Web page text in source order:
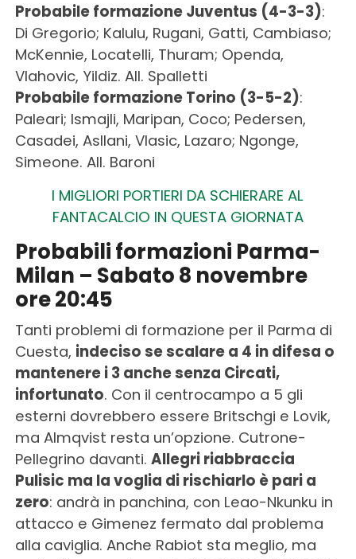
Probabile formazione Juventus (4-3-3):
Di Gregorio; Kalulu, Rugani, Gatti, Cambiaso;
McKennie, Locatelli, Thuram; Openda,
Vlahovic, Yildiz. All. Spalletti
Probabile formazione Torino (3-5-2):
Paleari; Ismajli, Maripan, Coco; Pedersen,
Casadei, Asllani, Vlasic, Lazaro; Ngonge,
Simeone. All. Baroni
I MIGLIORI PORTIERI DA SCHIERARE AL
FANTACALCIO IN QUESTA GIORNATA
Probabili formazioni Parma-
Milan – Sabato 8 novembre
ore 20:45
Tanti problemi di formazione per il Parma di
Cuesta, indeciso se scalare a 4 in difesa o
mantenere i 3 anche senza Circati,
infortunato. Con il centrocampo a 5 gli
esterni dovrebbero essere Britschgi e Lovik,
ma Almqvist resta un’opzione. Cutrone-
Pellegrino davanti. Allegri riabbraccia
Pulisic ma la voglia di rischiarlo è pari a
zero: andrà in panchina, con Leao-Nkunku in
attacco e Gimenez fermato dal problema
alla caviglia. Anche Rabiot sta meglio, ma